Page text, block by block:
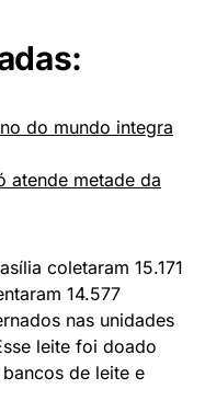
do mundo integra
atende metade da
coletaram 15.171
14.577
nas unidades
leite foi doado
de leite e